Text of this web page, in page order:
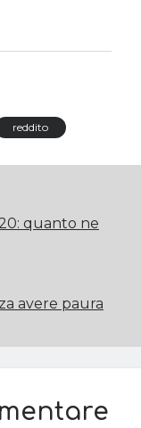
reddito
quanto ne
avere paura